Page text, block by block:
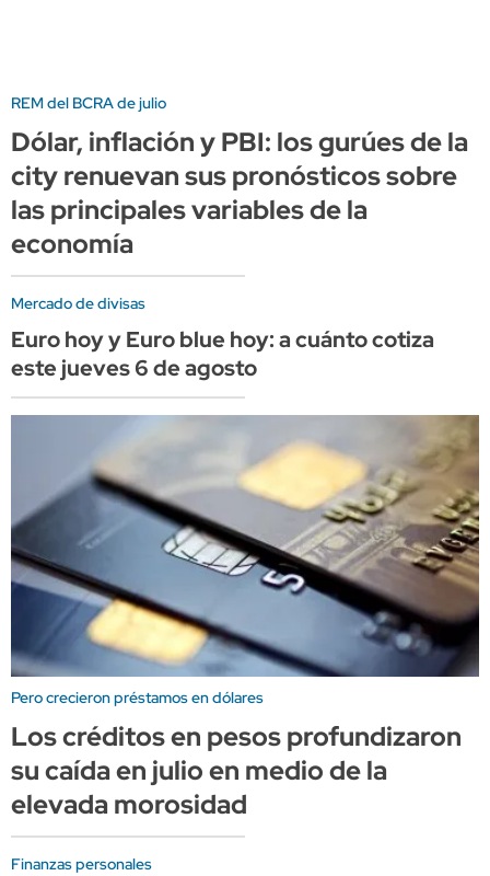
REM del BCRA de julio
Dólar, inflación y PBI: los gurúes de la
city renuevan sus pronósticos sobre
las principales variables de la
economía
Mercado de divisas
Euro hoy y Euro blue hoy: a cuánto cotiza
este jueves 6 de agosto
Pero crecieron préstamos en dólares
Los créditos en pesos profundizaron
su caída en julio en medio de la
elevada morosidad
Finanzas personales